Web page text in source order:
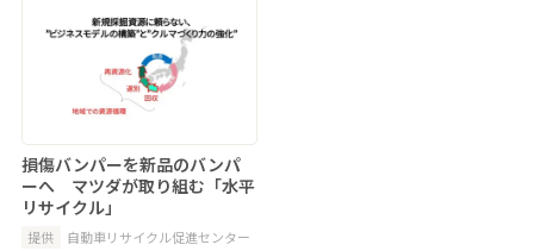
損傷バンパーを新品のバンパ
ーへ マツダが取り組む「水平
リサイクル」
提供 自動車リサイクル促進センター